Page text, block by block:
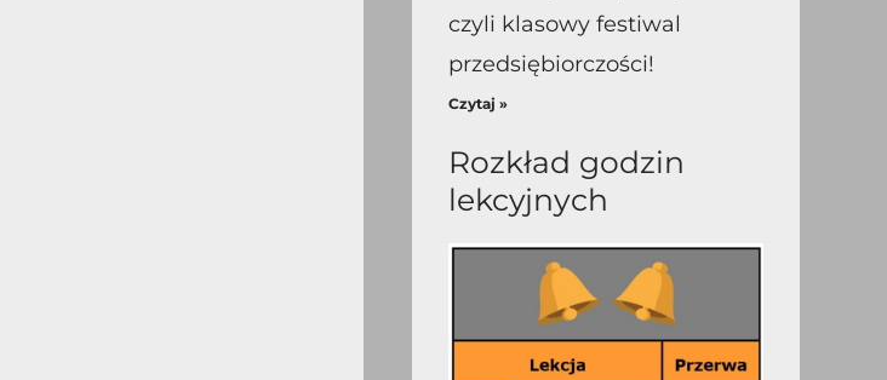
czyli klasowy festiwal
przedsiębiorczości!
Czytaj »
Rozkład godzin
lekcyjnych